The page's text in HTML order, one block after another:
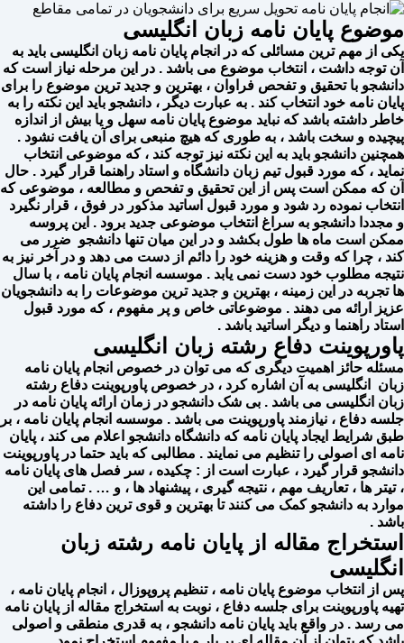
موضوع پایان نامه زبان انگلیسی
یکی از مهم ترین مسائلی که در انجام پایان نامه زبان انگلیسی باید به
آن توجه داشت ، انتخاب موضوع می باشد . در این مرحله نیاز است که
دانشجو با تحقیق و تفحص فراوان ، بهترین و جدید ترین موضوع را برای
پایان نامه خود انتخاب کند . به عبارت دیگر ، دانشجو باید این نکته را به
خاطر داشته باشد که نباید موضوع پایان نامه سهل و یا بیش از اندازه
پیچیده و سخت باشد ، به طوری که هیچ منبعی برای آن یافت نشود .
همچنین دانشجو باید به این نکته نیز توجه کند ، که موضوعی انتخاب
نماید ، که مورد قبول تیم زبان دانشگاه و استاد راهنما قرار گیرد . حال
آن که ممکن است پس از این تحقیق و تفحص و مطالعه ، موضوعی که
انتخاب نموده رد شود و مورد قبول اساتید مذکور در فوق ، قرار نگیرد
و مجددا دانشجو به سراغ انتخاب موضوعی جدید برود . این پروسه
ممکن است ماه ها طول بکشد و در این میان تنها دانشجو ضرر می
کند ، چرا که وقت و هزینه خود را دائم از دست می دهد و در آخر نیز به
نتیجه مطلوب خود دست نمی‌ یابد . موسسه انجام پایان نامه ، با سال
ها تجربه در این زمینه ، بهترین و جدید ترین موضوعات را به دانشجویان
عزیز ارائه می دهند . موضوعاتی خاص و پر مفهوم ، که مورد قبول
استاد راهنما و دیگر اساتید باشد .
پاورپوینت دفاع رشته زبان انگلیسی
مسئله حائز اهمیت دیگری که می توان در خصوص انجام پایان نامه
زبان انگلیسی به آن اشاره کرد ، در خصوص پاورپوینت دفاع رشته
زبان انگلیسی می باشد . بی شک دانشجو در زمان ارائه پایان نامه در
جلسه دفاع ، نیازمند پاورپوینت می باشد . موسسه انجام پایان نامه ، بر
طبق شرایط ایجاد پایان نامه که دانشگاه دانشجو اعلام می کند ، پایان
نامه ای اصولی را تنظیم می نمایند . مطالبی که باید حتما در پاورپوینت
دانشجو قرار گیرد ، عبارت است از : چکیده ، سر فصل های پایان نامه
، تیتر ها ، تعاریف مهم ، نتیجه گیری ، پیشنهاد ها ، و … . تمامی این
موارد به دانشجو کمک می کنند تا بهترین و قوی ترین دفاع را داشته
باشد .
استخراج مقاله از پایان نامه رشته زبان
انگلیسی
پس از انتخاب موضوع پایان نامه ، تنظیم پروپوزال ، انجام پایان نامه ،
تهیه پاورپوینت برای جلسه دفاع ، نوبت به استخراج مقاله از پایان نامه
می رسد . در واقع باید پایان نامه دانشجو ، به قدری منطقی و اصولی